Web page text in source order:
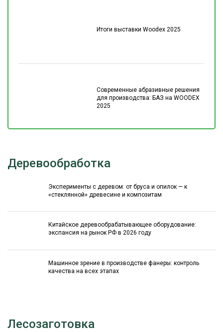
Итоги выставки Woodex 2025
Современные абразивные решения
для производства: БАЗ на WOODEX
2025
Деревообработка
Эксперименты с деревом: от бруса и опилок — к
«стеклянной» древесине и композитам
Китайское деревообрабатывающее оборудование:
экспансия на рынок РФ в 2026 году
Машинное зрение в производстве фанеры: контроль
качества на всех этапах
Лесозаготовка